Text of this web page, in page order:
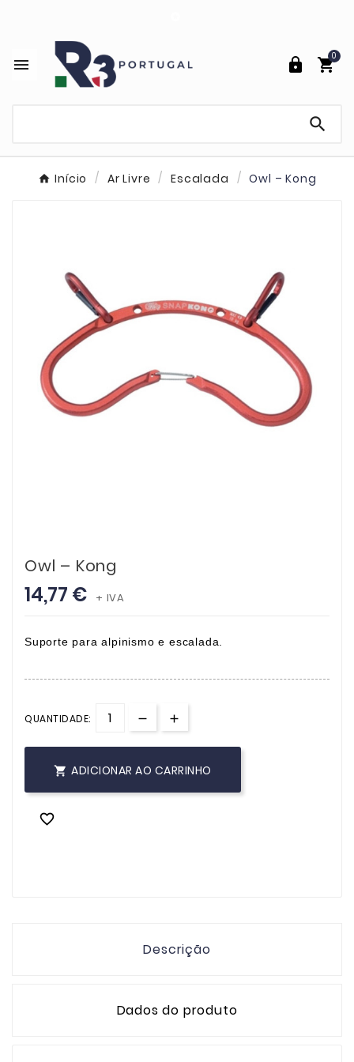
  
0

Início Ar Livre Escalada Owl – Kong
Owl – Kong
14,77 € + IVA
Suporte para alpinismo e escalada.
QUANTIDADE:
 ADICIONAR AO CARRINHO

Descrição
Dados do produto